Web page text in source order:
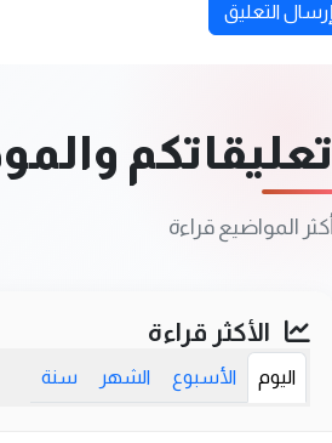
إرسال التعليق
تعليقاتكم
أكثر المواضيع قراءة
الأكثر قراءة
اليوم الأسبوع الشهر سنة